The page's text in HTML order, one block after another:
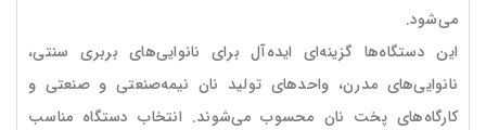
می‌شود.
این دستگاه‌ها گزینه‌ای ایده‌آل برای نانوایی‌های بربری سنتی،
نانوایی‌های مدرن، واحدهای تولید نان نیمه‌صنعتی و صنعتی و
کارگاه‌های پخت نان محسوب می‌شوند. انتخاب دستگاه مناسب